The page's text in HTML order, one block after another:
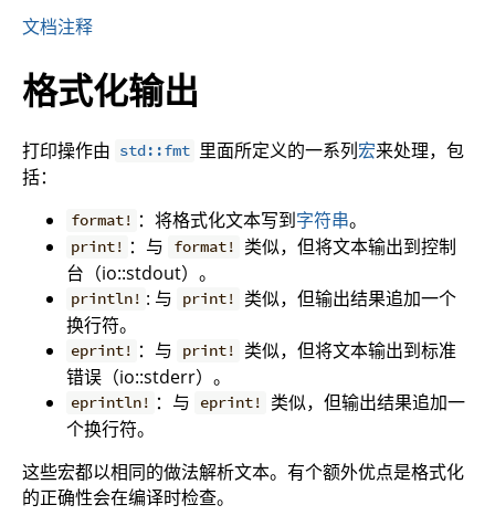
文档注释
格式化输出
打印操作由 std::fmt 里面所定义的一系列宏来处理，包
括：
format! ：将格式化文本写到字符串。
print! ：与 format!
类似，但将文本输出到控制
台（io::stdout）。
println! : 与 print!
类似，但输出结果追加一个
换行符。
eprint! ：与 print!
类似，但将文本输出到标准
错误（io::stderr）。
eprintln! ：与 eprint!
类似，但输出结果追加一
个换行符。
这些宏都以相同的做法解析文本。有个额外优点是格式化
的正确性会在编译时检查。